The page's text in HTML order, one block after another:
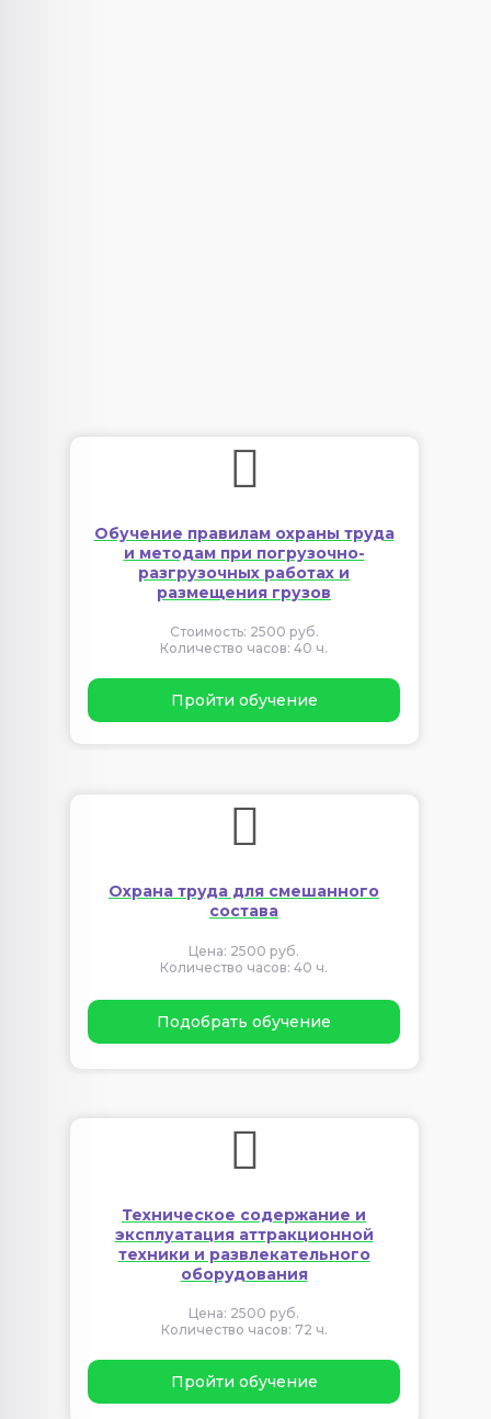
Обучение правилам охраны труда
и методам при погрузочно-
разгрузочных работах и
размещения грузов
Стоимость: 2500 руб.
Количество часов: 40 ч.
Пройти обучение
Охрана труда для смешанного
состава
Цена: 2500 руб.
Количество часов: 40 ч.
Подобрать обучение
Техническое содержание и
эксплуатация аттракционной
техники и развлекательного
оборудования
Цена: 2500 руб.
Количество часов: 72 ч.
Пройти обучение